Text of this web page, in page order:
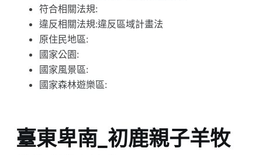
符合相關法規:
違反相關法規:違反區域計畫法
原住民地區:
國家公園:
國家風景區:
國家森林遊樂區:
臺東卑南_初鹿親子羊牧